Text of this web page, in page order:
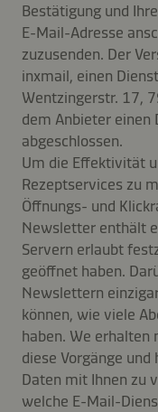
Bestätigung und
E-Mail-Adresse
zuzusenden. Der
inxmail, einen
Wentzingerstr. 17,
dem Anbieter
abgeschlossen.
Um die Effektivität
Rezeptservices zu
Öffnungs- und
Newsletter enthält
Servern erlaubt
geöffnet haben.
Newslettern
können, wie viele
haben. We erhalten
diese Vorgänge
Daten mit Ihnen zu
welche E-Mail-